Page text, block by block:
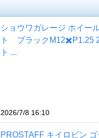
ショウワガレージ ホイー
ト ブラックM12✖️P1.25
ト ...
2026/7/8 16:10
PROSTAFF キイロビン ゴ